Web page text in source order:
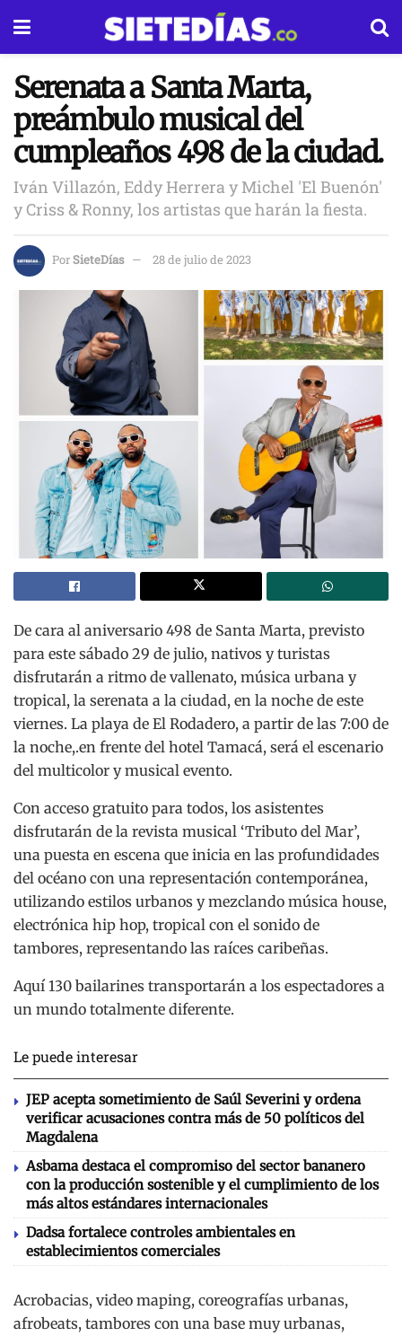
Serenata a Santa Marta,
preámbulo musical del
cumpleaños 498 de la ciudad.
Iván Villazón, Eddy Herrera y Michel 'El Buenón'
y Criss & Ronny, los artistas que harán la fiesta.
PorSieteDías 28 de julio de 2023
De cara al aniversario 498 de Santa Marta, previsto
para este sábado 29 de julio, nativos y turistas
disfrutarán a ritmo de vallenato, música urbana y
tropical, la serenata a la ciudad, en la noche de este
viernes. La playa de El Rodadero, a partir de las 7:00 de
la noche,.en frente del hotel Tamacá, será el escenario
del multicolor y musical evento.
Con acceso gratuito para todos, los asistentes
disfrutarán de la revista musical ‘Tributo del Mar’,
una puesta en escena que inicia en las profundidades
del océano con una representación contemporánea,
utilizando estilos urbanos y mezclando música house,
electrónica hip hop, tropical con el sonido de
tambores, representando las raíces caribeñas.
Aquí 130 bailarines transportarán a los espectadores a
un mundo totalmente diferente.
Le puede interesar
JEP acepta sometimiento de Saúl Severini y ordena
verificar acusaciones contra más de 50 políticos del
Magdalena
Asbama destaca el compromiso del sector bananero
con la producción sostenible y el cumplimiento de los
más altos estándares internacionales
Dadsa fortalece controles ambientales en
establecimientos comerciales
Acrobacias, video maping, coreografías urbanas,
afrobeats, tambores con una base muy urbanas,